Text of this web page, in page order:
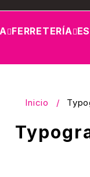
FERRETERÍA
Inicio /